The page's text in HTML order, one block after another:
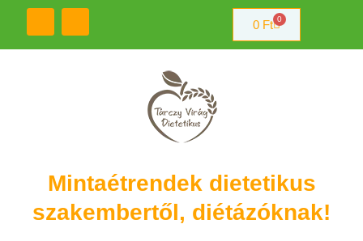
0 Ft 0
Mintaétrendek dietetikus
szakembertől, diétázóknak!